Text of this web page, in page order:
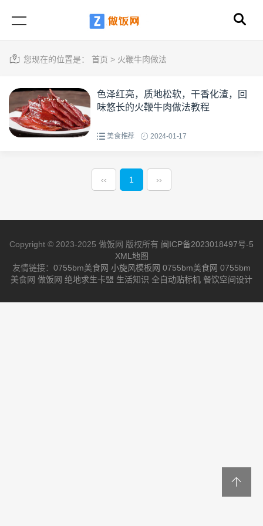
您现在的位置是： 首页 > 火鞭牛肉做法
色泽红亮，质地松软，干香化渣，回
味悠长的火鞭牛肉做法教程
美食推荐 2024-01-17
‹‹ 1 ››
Copyright © 2023-2025 做饭网 版权所有 闽ICP备2023018497号-5
XML地图
友情链接： 0755bm美食网 小旋风模板网 0755bm美食网 0755bm
美食网 做饭网 绝地求生卡盟 生活知识 全自动贴标机 餐饮空间设计